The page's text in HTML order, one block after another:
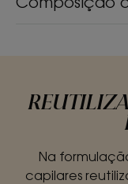
Na
capilares